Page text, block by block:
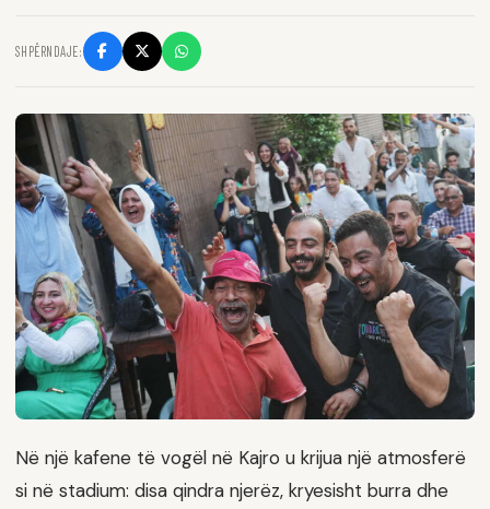
SHPËRNDAJE:
Në një kafene të vogël në Kajro u krijua një atmosferë
si në stadium: disa qindra njerëz, kryesisht burra dhe